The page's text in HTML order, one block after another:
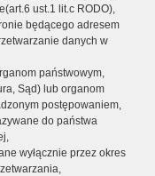
ust.1 lit.c RODO),
będącego adresem
danych w
państwowym,
Sąd) lub organom
postępowaniem,
do państwa
wyłącznie przez okres